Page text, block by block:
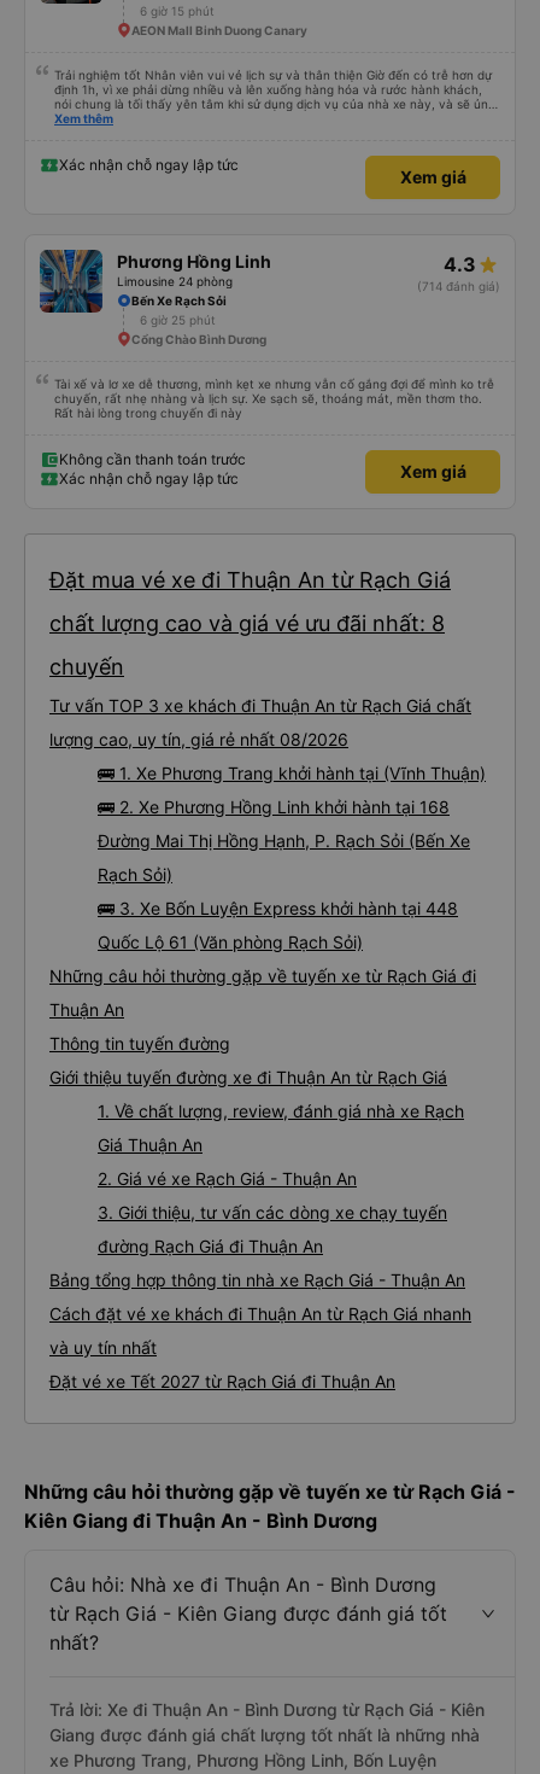
6 giờ 15 phút
AEON Mall Binh Duong Canary
Trải nghiệm tốt Nhân viên vui vẻ lịch sự và thân thiện Giờ đến có trễ hơn dự
định 1h, vì xe phải dừng nhiều và lên xuống hàng hóa và rước hành khách,
nói chung là tối thấy yên tâm khi sử dụng dịch vụ của nhà xe này, và sẽ ủng
hộ và giới thiệu cho người thân sử dụng dịch vụ của nhà xe này
Xem thêm
Xác nhận chỗ ngay lập tức
Xem giá
Phương Hồng Linh
Limousine 24 phòng
4.3
(714 đánh giá)
Bến Xe Rạch Sỏi
6 giờ 25 phút
Cổng Chào Bình Dương
Tài xế và lơ xe dễ thương, mình kẹt xe nhưng vẫn cố gắng đợi để mình ko trễ
chuyến, rất nhẹ nhàng và lịch sự. Xe sạch sẽ, thoáng mát, mền thơm tho.
Rất hài lòng trong chuyến đi này
Không cần thanh toán trước
Xác nhận chỗ ngay lập tức
Xem giá
Đặt mua vé xe đi Thuận An từ Rạch Giá
chất lượng cao và giá vé ưu đãi nhất: 8
chuyến
Tư vấn TOP 3 xe khách đi Thuận An từ Rạch Giá chất
lượng cao, uy tín, giá rẻ nhất 08/2026
🚌 1. Xe Phương Trang khởi hành tại (Vĩnh Thuận)
🚌 2. Xe Phương Hồng Linh khởi hành tại 168
Đường Mai Thị Hồng Hạnh, P. Rạch Sỏi (Bến Xe
Rạch Sỏi)
🚌 3. Xe Bốn Luyện Express khởi hành tại 448
Quốc Lộ 61 (Văn phòng Rạch Sỏi)
Những câu hỏi thường gặp về tuyến xe từ Rạch Giá đi
Thuận An
Thông tin tuyến đường
Giới thiệu tuyến đường xe đi Thuận An từ Rạch Giá
1. Về chất lượng, review, đánh giá nhà xe Rạch
Giá Thuận An
2. Giá vé xe Rạch Giá - Thuận An
3. Giới thiệu, tư vấn các dòng xe chạy tuyến
đường Rạch Giá đi Thuận An
Bảng tổng hợp thông tin nhà xe Rạch Giá - Thuận An
Cách đặt vé xe khách đi Thuận An từ Rạch Giá nhanh
và uy tín nhất
Đặt vé xe Tết 2027 từ Rạch Giá đi Thuận An
Những câu hỏi thường gặp về tuyến xe từ Rạch Giá -
Kiên Giang đi Thuận An - Bình Dương
Câu hỏi: Nhà xe đi Thuận An - Bình Dương
từ Rạch Giá - Kiên Giang được đánh giá tốt
nhất?
Trả lời: Xe đi Thuận An - Bình Dương từ Rạch Giá - Kiên
Giang được đánh giá chất lượng tốt nhất là những nhà
xe Phương Trang, Phương Hồng Linh, Bốn Luyện